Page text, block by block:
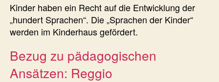
Kinder haben ein Recht auf die Entwicklung der
„hundert Sprachen“. Die „Sprachen der Kinder“
werden im Kinderhaus gefördert.
Bezug zu pädagogischen
Ansätzen: Reggio